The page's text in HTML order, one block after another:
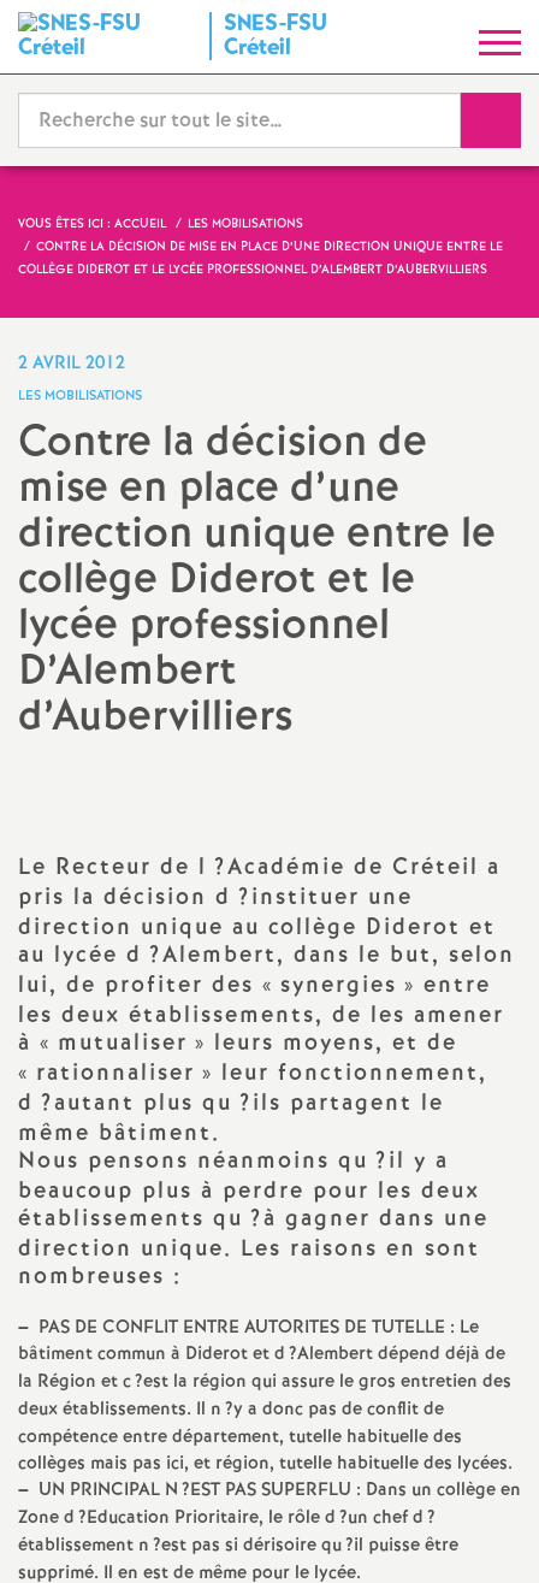
SNES-FSU
Créteil
y
n
d
i
a
t
N
a
t
n
a
l
d
e
s
E
n
s
e
i
g
VOUS ÊTES ICI : ACCUEIL
LES MOBILISATIONS
CONTRE LA DÉCISION DE MISE EN PLACE D’UNE DIRECTION UNIQUE ENTRE LE
COLLÈGE DIDEROT ET LE LYCÉE PROFESSIONNEL D’ALEMBERT D’AUBERVILLIERS
2 AVRIL 2012
LES MOBILISATIONS
Contre la décision de
mise en place d’une
direction unique entre le
collège Diderot et le
lycée professionnel
D’Alembert
d’Aubervilliers
Le Recteur de l ?Académie de Créteil a
pris la décision d ?instituer une
direction unique au collège Diderot et
au lycée d ?Alembert, dans le but, selon
lui, de profiter des « synergies » entre
les deux établissements, de les amener
à « mutualiser » leurs moyens, et de
« rationnaliser » leur fonctionnement,
d ?autant plus qu ?ils partagent le
même bâtiment.
Nous pensons néanmoins qu ?il y a
beaucoup plus à perdre pour les deux
établissements qu ?à gagner dans une
direction unique. Les raisons en sont
nombreuses :
– PAS DE CONFLIT ENTRE AUTORITES DE TUTELLE : Le
bâtiment commun à Diderot et d?Alembert dépend déjà de
la Région et c?est la région qui assure le gros entretien des
deux établissements. Il n?y a donc pas de conflit de
compétence entre département, tutelle habituelle des
collèges mais pas ici, et région, tutelle habituelle des lycées.
– UN PRINCIPAL N?EST PASSUPERFLU : Dans un collège en
Zone d?Education Prioritaire, le rôle d?un chef d?
établissement n?est pas si dérisoire qu?il puisse être
supprimé. Il en est de même pour le lycée.